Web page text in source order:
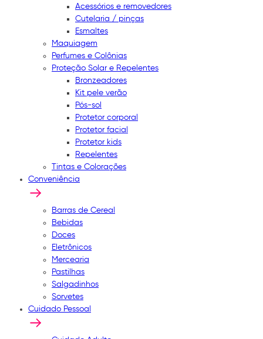
Acessórios e removedores
Cutelaria / pinças
Esmaltes
Maquiagem
Perfumes e Colônias
Proteção Solar e Repelentes
Bronzeadores
Kit pele verão
Pós-sol
Protetor corporal
Protetor facial
Protetor kids
Repelentes
Tintas e Colorações
Conveniência
Barras de Cereal
Bebidas
Doces
Eletrônicos
Mercearia
Pastilhas
Salgadinhos
Sorvetes
Cuidado Pessoal